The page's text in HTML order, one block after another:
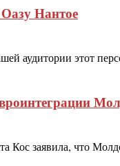
Нантое
аудитории этот
заявила, что